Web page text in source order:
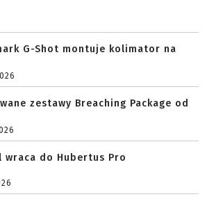
G-Shot montuje kolimator na
zestawy Breaching Package od
wraca do Hubertus Pro